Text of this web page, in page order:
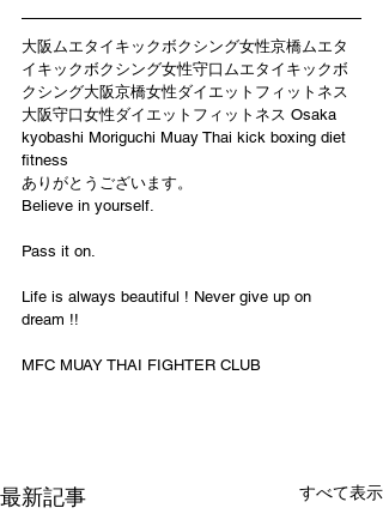
大阪ムエタイキックボクシング女性京橋ムエタ
イキックボクシング女性守口ムエタイキックボ
クシング大阪京橋女性ダイエットフィットネス
大阪守口女性ダイエットフィットネス Osaka
kyobashi Moriguchi Muay Thai kick boxing diet
fitness
ありがとうございます。
Believe in yourself.
Pass it on.
Life is always beautiful ! Never give up on
dream !!
MFC MUAY THAI FIGHTER CLUB
最新記事 すべて表示